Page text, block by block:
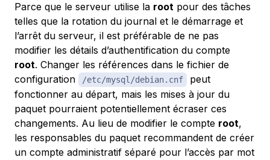
Parce que le serveur utilise la root pour des tâches
telles que la rotation du journal et le démarrage et
l’arrêt du serveur, il est préférable de ne pas
modifier les détails d’authentification du compte
root. Changer les références dans le fichier de
configuration
/etc/mysql/debian.cnf
peut
fonctionner au départ, mais les mises à jour du
paquet pourraient potentiellement écraser ces
changements. Au lieu de modifier le compte root,
les responsables du paquet recommandent de créer
un compte administratif séparé pour l’accès par mot